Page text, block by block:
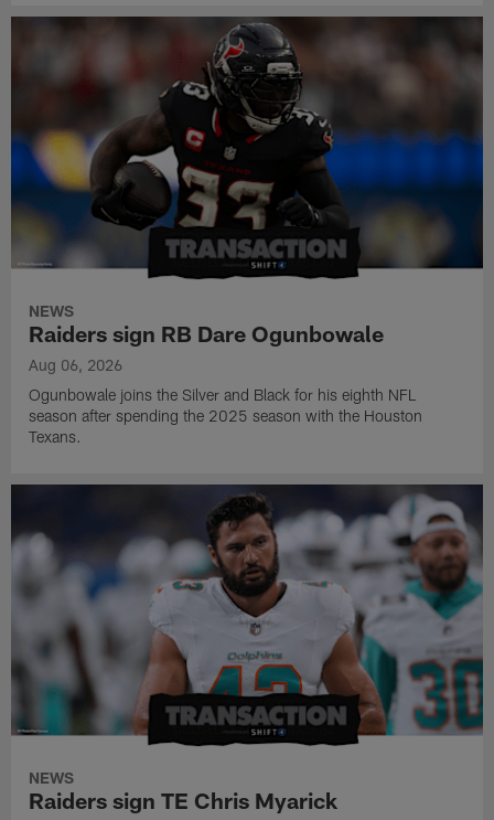
NEWS
Raiders sign RB Dare Ogunbowale
Aug 06, 2026
Ogunbowale joins the Silver and Black for his eighth NFL
season after spending the 2025 season with the Houston
Texans.
NEWS
Raiders sign TE Chris Myarick